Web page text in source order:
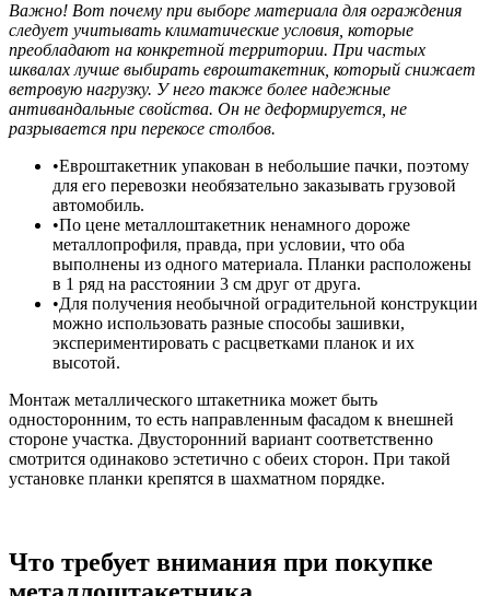
Важно! Вот почему при выборе материала для ограждения
следует учитывать климатические условия, которые
преобладают на конкретной территории. При частых
шквалах лучше выбирать евроштакетник, который снижает
ветровую нагрузку. У него также более надежные
антивандальные свойства. Он не деформируется, не
разрывается при перекосе столбов.
Евроштакетник упакован в небольшие пачки, поэтому
для его перевозки необязательно заказывать грузовой
автомобиль.
По цене металлоштакетник ненамного дороже
металлопрофиля, правда, при условии, что оба
выполнены из одного материала. Планки расположены
в 1 ряд на расстоянии 3 см друг от друга.
Для получения необычной оградительной конструкции
можно использовать разные способы зашивки,
экспериментировать с расцветками планок и их
высотой.
Монтаж металлического штакетника может быть
односторонним, то есть направленным фасадом к внешней
стороне участка. Двусторонний вариант соответственно
смотрится одинаково эстетично с обеих сторон. При такой
установке планки крепятся в шахматном порядке.
Что требует внимания при покупке